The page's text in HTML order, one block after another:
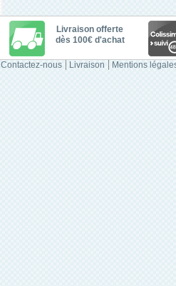
Livraison offerte
dès 100€ d'achat
Contactez-nous Livraison Mentions